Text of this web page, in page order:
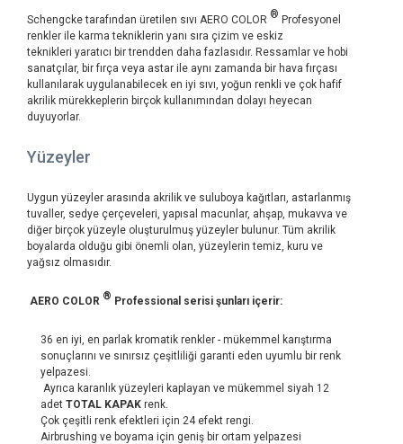
Schengcke tarafından üretilen sıvı AERO COLOR ® Profesyonel
renkler ile karma tekniklerin yanı sıra çizim ve eskiz
teknikleri yaratıcı bir trendden daha fazlasıdır. Ressamlar ve hobi
sanatçılar, bir fırça veya astar ile aynı zamanda bir hava fırçası
kullanılarak uygulanabilecek en iyi sıvı, yoğun renkli ve çok hafif
akrilik mürekkeplerin birçok kullanımından dolayı heyecan
duyuyorlar.
Yüzeyler
Uygun yüzeyler arasında akrilik ve suluboya kağıtları, astarlanmış
tuvaller, sedye çerçeveleri, yapısal macunlar, ahşap, mukavva ve
diğer birçok yüzeyle oluşturulmuş yüzeyler bulunur. Tüm akrilik
boyalarda olduğu gibi önemli olan, yüzeylerin temiz, kuru ve
yağsız olmasıdır.
AERO COLOR ® Professional serisi şunları içerir:
36 en iyi, en parlak kromatik renkler - mükemmel karıştırma
sonuçlarını ve sınırsız çeşitliliği garanti eden uyumlu bir renk
yelpazesi.
Ayrıca karanlık yüzeyleri kaplayan ve mükemmel siyah 12
adet TOTAL KAPAK renk.
Çok çeşitli renk efektleri için 24 efekt rengi.
Airbrushing ve boyama için geniş bir ortam yelpazesi